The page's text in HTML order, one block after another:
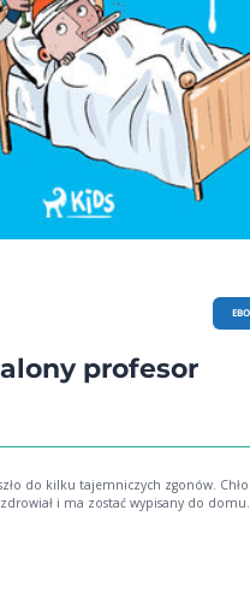
profesor
do kilku tajemniczych zgonów.
i ma zostać wypisany do